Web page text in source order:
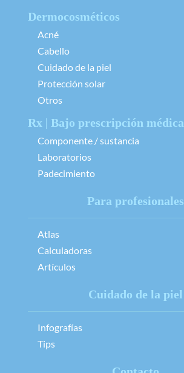
Dermocosméticos
Acné
Cabello
Cuidado de la piel
Protección solar
Otros
Rx | Bajo prescripción médica
Componente / sustancia
Laboratorios
Padecimiento
Para profesionales
Atlas
Calculadoras
Artículos
Cuidado de la piel
Infografías
Tips